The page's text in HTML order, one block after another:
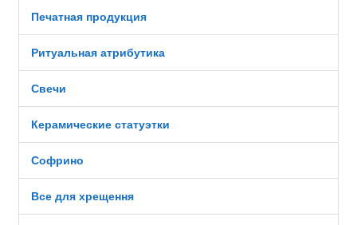
Печатная продукция
Ритуальная атрибутика
Свечи
Керамические статуэтки
Софрино
Все для хрещення